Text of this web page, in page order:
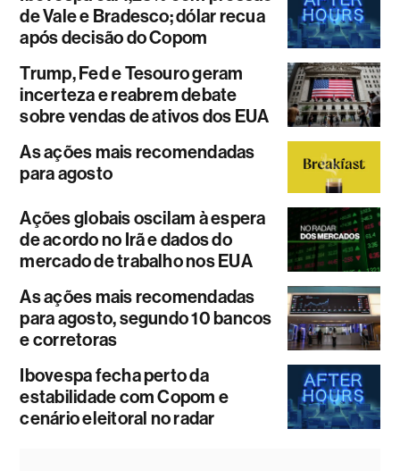
de Vale e Bradesco; dólar recua
após decisão do Copom
Trump, Fed e Tesouro geram
incerteza e reabrem debate
sobre vendas de ativos dos EUA
As ações mais recomendadas
para agosto
Ações globais oscilam à espera
de acordo no Irã e dados do
mercado de trabalho nos EUA
As ações mais recomendadas
para agosto, segundo 10 bancos
e corretoras
Ibovespa fecha perto da
estabilidade com Copom e
cenário eleitoral no radar